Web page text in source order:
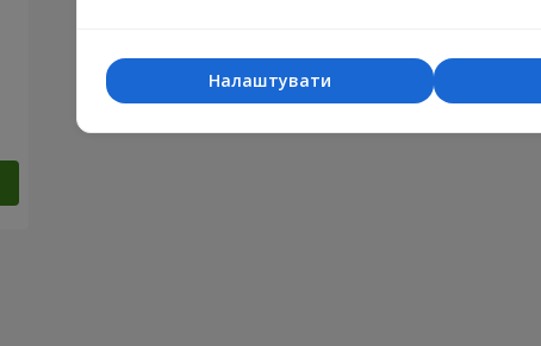
Налаштувати